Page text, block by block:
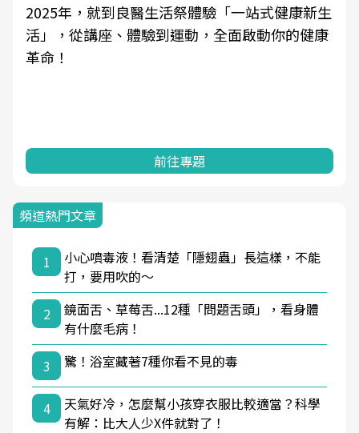
一站式健康新生
啟動你的健康
良醫健康網從「換季的身體變化」
學觀點與日常感受的對話，建立對
頻道熱門文章
1
小心噴毒液！看清楚「隱翅蟲」長這樣，不能
打，要用吹的～
2
鏡面舌、草莓舌...12種「問題舌頭」，看身體
有什麼毛病！
3
驚！浴室藏著7種你看不見的毒
4
天氣好冷，怎麼幫小孩穿衣服比較適當？科學
有解：比大人少X件就對了！